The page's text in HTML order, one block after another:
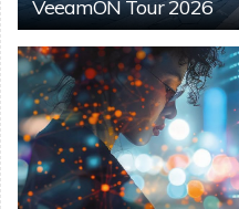
VeeamON Tour 2026